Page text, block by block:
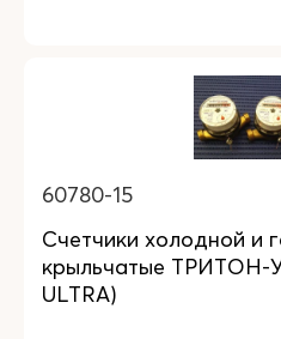
60780-15
Счетчики холодной и
крыльчатые ТРИТОН-
ULTRA)